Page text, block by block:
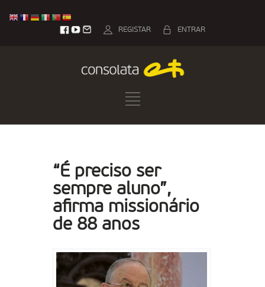
ENTRAR
REGISTAR
“É preciso ser
sempre aluno”,
afirma missionário
de 88 anos